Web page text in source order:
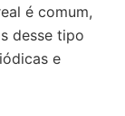
é comum,
desse tipo
e